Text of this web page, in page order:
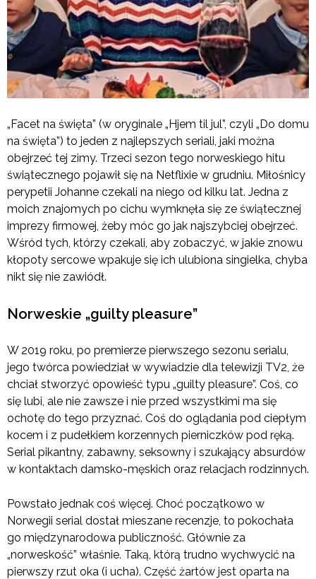
„Facet na święta” (w oryginale „Hjem til jul”, czyli „Do domu
na święta”) to jeden z najlepszych seriali, jaki można
obejrzeć tej zimy. Trzeci sezon tego norweskiego hitu
świątecznego pojawił się na Netflixie w grudniu. Miłośnicy
perypetii Johanne czekali na niego od kilku lat. Jedna z
moich znajomych po cichu wymknęła się ze świątecznej
imprezy firmowej, żeby móc go jak najszybciej obejrzeć.
Wśród tych, którzy czekali, aby zobaczyć, w jakie znowu
kłopoty sercowe wpakuje się ich ulubiona singielka, chyba
nikt się nie zawiódł.
Norweskie „guilty pleasure”
W 2019 roku, po premierze pierwszego sezonu serialu,
jego twórca powiedział w wywiadzie dla telewizji TV2, że
chciał stworzyć opowieść typu „guilty pleasure”. Coś, co
się lubi, ale nie zawsze i nie przed wszystkimi ma się
ochotę do tego przyznać. Coś do oglądania pod ciepłym
kocem i z pudełkiem korzennych pierniczków pod ręką.
Serial pikantny, zabawny, seksowny i szukający absurdów
w kontaktach damsko-męskich oraz relacjach rodzinnych.
Powstało jednak coś więcej. Choć początkowo w
Norwegii serial dostał mieszane recenzje, to pokochała
go międzynarodowa publiczność. Głównie za
„norweskość” właśnie. Taką, którą trudno wychwycić na
pierwszy rzut oka (i ucha). Część żartów jest oparta na